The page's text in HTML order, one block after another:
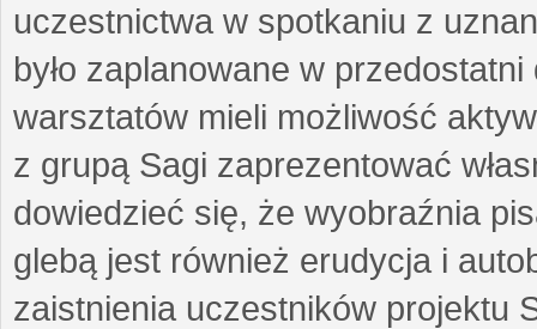
uczestnictwa w spotkaniu z
było zaplanowane w
warsztatów mieli możliwość
z grupą Sagi zaprezentować
dowiedzieć się, że wyobraźnia
glebą jest również erudycja i
zaistnienia uczestników projektu